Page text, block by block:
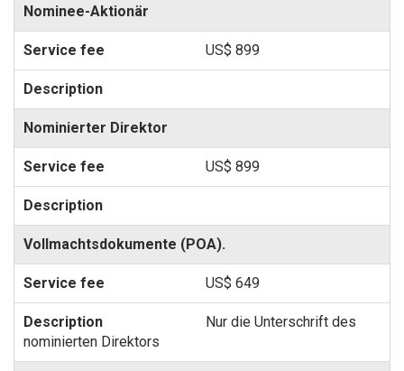
Nominee-Aktionär
US$ 899
Nominierter Direktor
US$ 899
Vollmachtsdokumente (POA).
US$ 649
Nur die Unterschrift des
nominierten Direktors